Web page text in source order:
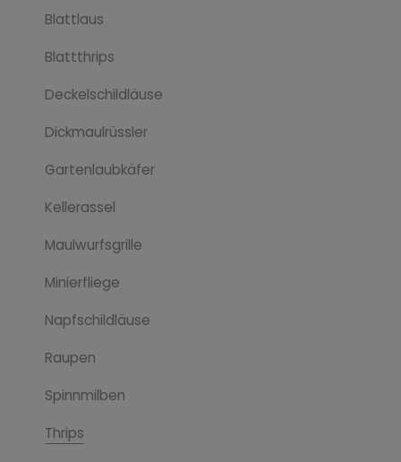
Blattlaus
Blattthrips
Deckelschildläuse
Dickmaulrüssler
Gartenlaubkäfer
Kellerassel
Maulwurfsgrille
Minierfliege
Napfschildläuse
Raupen
Spinnmilben
Thrips